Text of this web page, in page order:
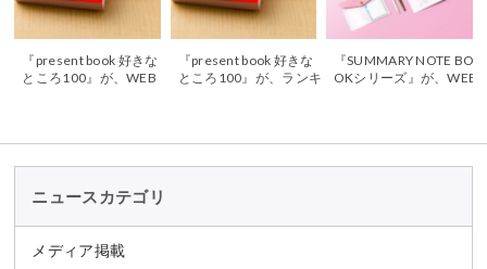
『present book 好きな
ところ100』が、WEB
『present book 好きな
ところ100』が、ランキ
『SUMMARY NOTE BO
OKシリーズ』が、WEB
ニュースカテゴリ
メディア掲載